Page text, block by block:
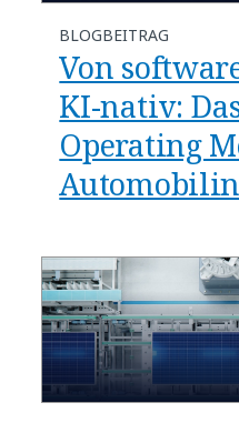
BLOGBEITRAG
​​Von
KI-nativ:
Operating